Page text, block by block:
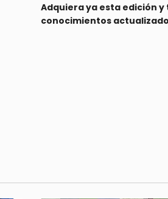
Adquiera ya esta edición
conocimientos